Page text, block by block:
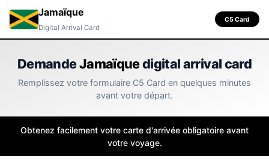
Jamaïque
Digital Arrival Card
C5 Card
DemandeJamaïquedigital arrival card
Remplissez votre formulaire C5 Card en quelques minutes
avant votre départ.
Obtenez facilement votre carte d'arrivée obligatoire avant
votre voyage.